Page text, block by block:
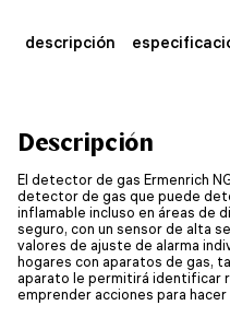
descripción
Descripción
El detector de gas Ermenrich
detector de gas que puede
inflamable incluso en áreas de
seguro, con un sensor de alta
valores de ajuste de alarma
hogares con aparatos de gas,
aparato le permitirá identificar
emprender acciones para